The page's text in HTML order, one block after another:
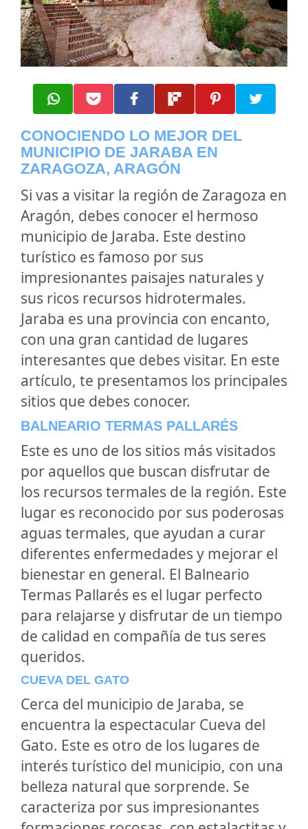
CONOCIENDO LO MEJOR DEL
MUNICIPIO DE JARABA EN
ZARAGOZA, ARAGÓN
Si vas a visitar la región de Zaragoza en
Aragón, debes conocer el hermoso
municipio de Jaraba. Este destino
turístico es famoso por sus
impresionantes paisajes naturales y
sus ricos recursos hidrotermales.
Jaraba es una provincia con encanto,
con una gran cantidad de lugares
interesantes que debes visitar. En este
artículo, te presentamos los principales
sitios que debes conocer.
BALNEARIO TERMAS PALLARÉS
Este es uno de los sitios más visitados
por aquellos que buscan disfrutar de
los recursos termales de la región. Este
lugar es reconocido por sus poderosas
aguas termales, que ayudan a curar
diferentes enfermedades y mejorar el
bienestar en general. El Balneario
Termas Pallarés es el lugar perfecto
para relajarse y disfrutar de un tiempo
de calidad en compañía de tus seres
queridos.
CUEVA DEL GATO
Cerca del municipio de Jaraba, se
encuentra la espectacular Cueva del
Gato. Este es otro de los lugares de
interés turístico del municipio, con una
belleza natural que sorprende. Se
caracteriza por sus impresionantes